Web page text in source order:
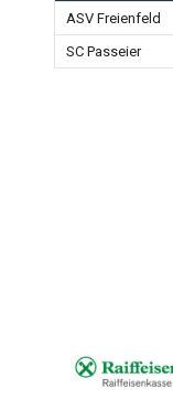
ASV Freienfeld
SC Passeier